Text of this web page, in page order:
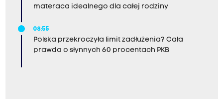
materaca idealnego dla całej rodziny
08:55
Polska przekroczyła limit zadłużenia? Cała
prawda o słynnych 60 procentach PKB